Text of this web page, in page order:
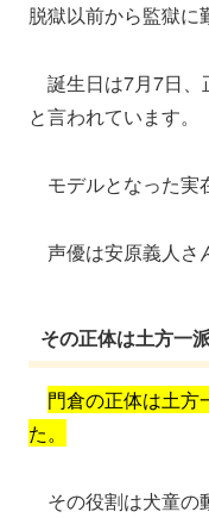
脱獄以前から監獄に
誕生日は7月7日
と言われています。
モデルとなった実
声優は安原義人さ
その正体は土方一
門倉の正体は土方
た。
その役割は犬童の